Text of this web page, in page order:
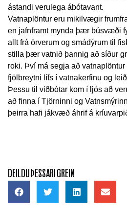
ástandi verulega ábótavant.
Vatnaplöntur eru mikilvægir
en jafnframt mynda þær búsvæði
allt frá örverum og smádýrum til
stilla þær vatnið þannig að síður
roki. Því má segja að
fjölbreytni lífs í vatnakerfinu og
Þessu til viðbótar kom í ljós að
að finna í Tjörninni og
þeirra hafi jákvæð áhrif á
DEILDU ÞESSARI GREIN